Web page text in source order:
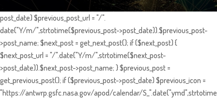
post_date) $previous_post_url = "/".
date("Y/m/",strtotime($previous_post->post_date)).$previous_post-
>post_name; $next_post = get_next_post(); if ($next_post) {
$next_post_url = "/".date("Y/m/",strtotime($next_post-
>post_date)).$next_post->post_name; } $previous_post =
get_previous_post(); if ($previous_post->post_date) $previous_icon =
"https://antwrp.gsfc.nasa.gov/apod/calendar/